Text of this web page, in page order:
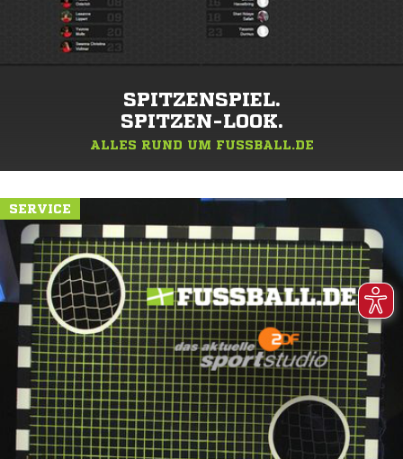
SPITZENSPIEL.
SPITZEN-LOOK.
ALLES RUND UM FUSSBALL.DE
SERVICE